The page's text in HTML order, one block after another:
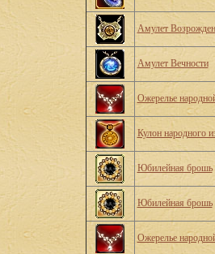
Амулет
Амулет Вечности
Ожерелье
Кулон народного
Юбилейная брошь
Юбилейная брошь
Ожерелье